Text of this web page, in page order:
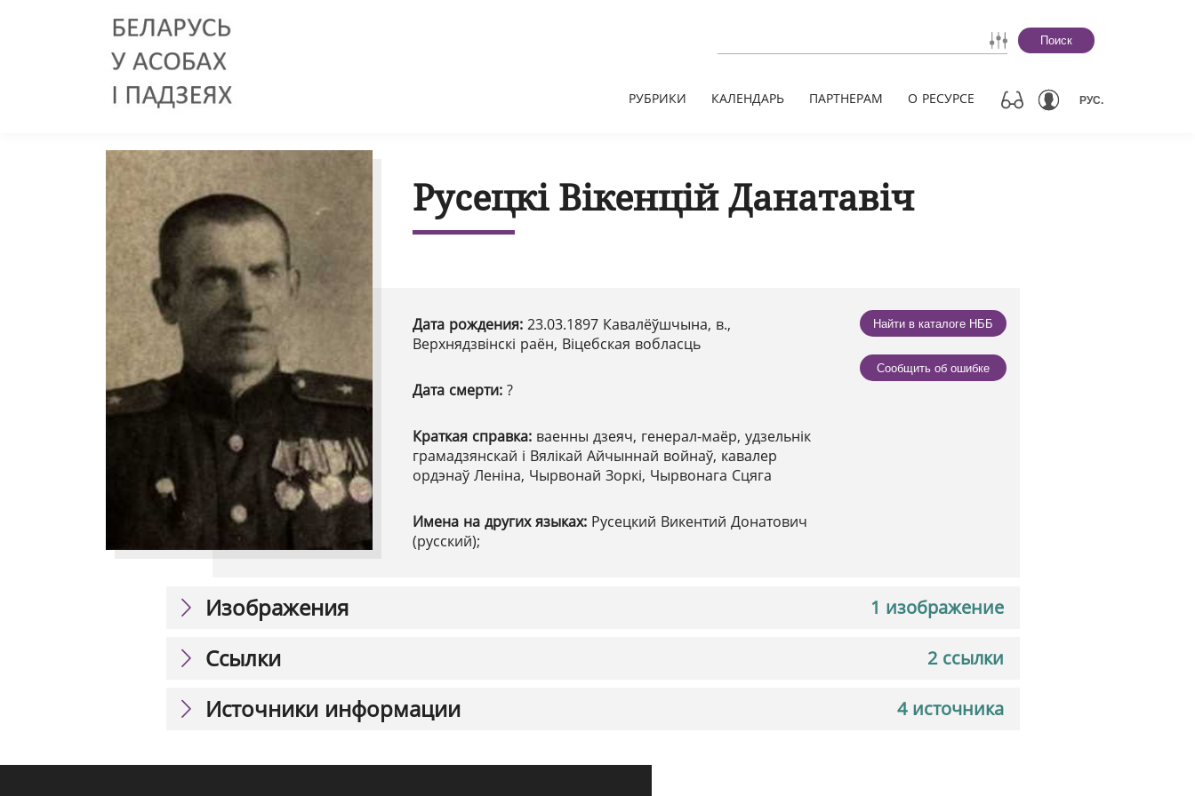
Поиск
РУБРИКИ КАЛЕНДАРЬ ПАРТНЕРАМ О РЕСУРСЕ РУС.
Русецкі Вікенцій Данатавіч
Дата рождения: 23.03.1897 Кавалёўшчына, в.,
Верхнядзвінскі раён, Віцебская вобласць
Дата смерти: ?
Краткая справка: ваенны дзеяч, генерал-маёр, удзельнік
грамадзянскай і Вялікай Айчыннай войнаў, кавалер
ордэнаў Леніна, Чырвонай Зоркі, Чырвонага Сцяга
Имена на других языках: Русецкий Викентий Донатович
(русский);
Найти в каталоге НББ
Сообщить об ошибке
1 изображение
Изображения
2 ссылки
Ссылки
4 источника
Источники информации